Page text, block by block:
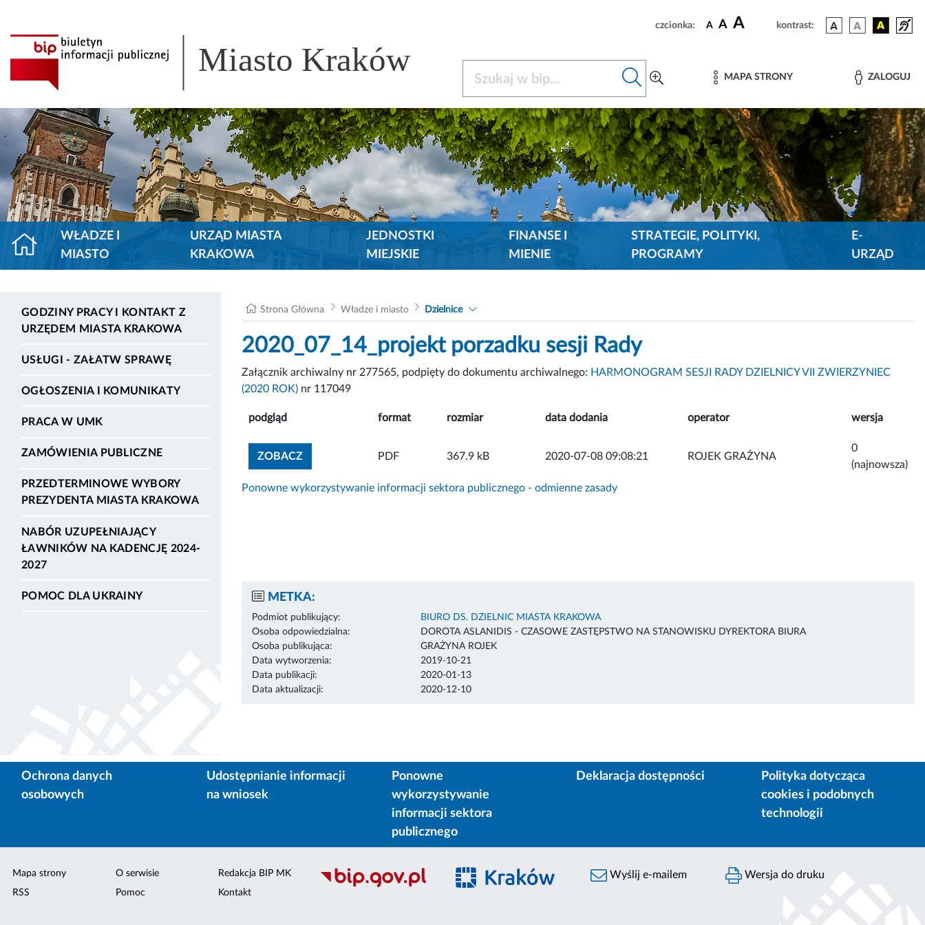
czcionka: A A A kontrast:
Miasto Kraków MAPA STRONY ZALOGUJ
WŁADZE I
MIASTO
URZĄD MIASTA
KRAKOWA
JEDNOSTKI
MIEJSKIE
FINANSE I
MIENIE
STRATEGIE, POLITYKI,
PROGRAMY
E-
URZĄD
GODZINY PRACY I KONTAKT Z
URZĘDEM MIASTA KRAKOWA
USŁUGI - ZAŁATW SPRAWĘ
OGŁOSZENIA I KOMUNIKATY
PRACA W UMK
ZAMÓWIENIA PUBLICZNE
PRZEDTERMINOWE WYBORY
PREZYDENTA MIASTA KRAKOWA
NABÓR UZUPEŁNIAJĄCY
ŁAWNIKÓW NA KADENCJĘ 2024-
2027
POMOC DLA UKRAINY
Strona Główna Władze i miasto Dzielnice
2020_07_14_projekt porzadku sesji Rady
Załącznik archiwalny nr 277565, podpięty do dokumentu archiwalnego: HARMONOGRAM SESJI RADY DZIELNICY VII ZWIERZYNIEC
(2020 ROK) nr 117049
podgląd format rozmiar data dodania operator wersja
ZOBACZZOBACZ ZAŁĄCZNIK
PDF 367.9 kB 2020-07-08 09:08:21 ROJEK GRAŻYNA
0
(najnowsza)
Ponowne wykorzystywanie informacji sektora publicznego - odmienne zasady
METKA:
Podmiot publikujący:
BIURO DS. DZIELNIC MIASTA KRAKOWA
Osoba odpowiedzialna:
DOROTA ASLANIDIS - CZASOWE ZASTĘPSTWO NA STANOWISKU DYREKTORA BIURA
Osoba publikująca:
GRAŻYNA ROJEK
Data wytworzenia:
2019-10-21
Data publikacji:
2020-01-13
Data aktualizacji:
2020-12-10
Ochrona danych
osobowych
Udostępnianie informacji
na wniosek
Ponowne
wykorzystywanie
informacji sektora
publicznego
Deklaracja dostępności
Polityka dotycząca
cookies i podobnych
technologii
Mapa strony
RSS
O serwisie
Pomoc
Redakcja BIP MK
Kontakt
Wyślij e-mailem Wersja do druku